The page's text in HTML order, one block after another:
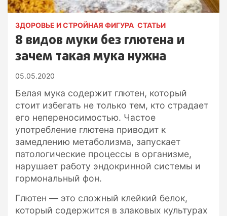
ЗДОРОВЬЕ И СТРОЙНАЯ ФИГУРА СТАТЬИ
8 видов муки без глютена и
зачем такая мука нужна
05.05.2020
Белая мука содержит глютен, который
стоит избегать не только тем, кто страдает
его непереносимостью. Частое
употребление глютена приводит к
замедлению метаболизма, запускает
патологические процессы в организме,
нарушает работу эндокринной системы и
гормональный фон.
Глютен — это сложный клейкий белок,
который содержится в злаковых культурах